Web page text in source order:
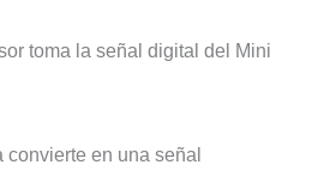
toma la señal digital del Mini
convierte en una señal